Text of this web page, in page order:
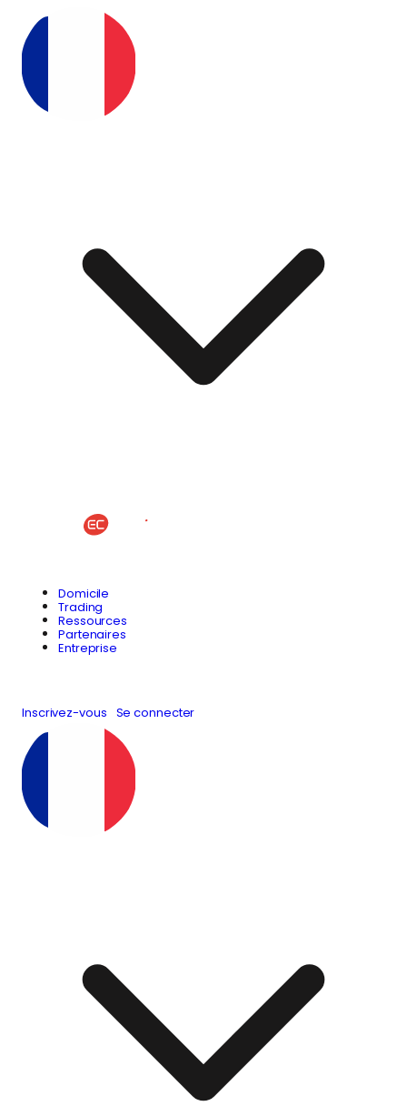
Domicile
Trading
Ressources
Partenaires
Entreprise
Inscrivez-vous Se connecter